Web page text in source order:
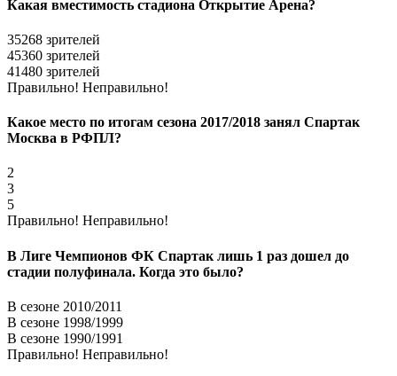
Какая вместимость стадиона Открытие Арена?
35268 зрителей
45360 зрителей
41480 зрителей
Правильно! Неправильно!
Какое место по итогам сезона 2017/2018 занял Спартак
Москва в РФПЛ?
2
3
5
Правильно! Неправильно!
В Лиге Чемпионов ФК Спартак лишь 1 раз дошел до
стадии полуфинала. Когда это было?
В сезоне 2010/2011
В сезоне 1998/1999
В сезоне 1990/1991
Правильно! Неправильно!